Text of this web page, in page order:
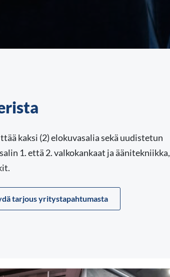
kaksi (2) elokuvasalia sekä uudistetun
1. että 2. valkokankaat ja äänitekniikka,
tarjous yritystapahtumasta